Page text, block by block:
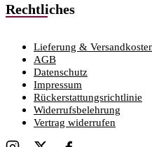
Rechtliches
Lieferung &
AGB
Datenschutz
Impressum
Rückerstattungsrichtlinie
Widerrufsbelehrung
Vertrag widerrufen